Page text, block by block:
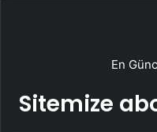
En
Sitemize